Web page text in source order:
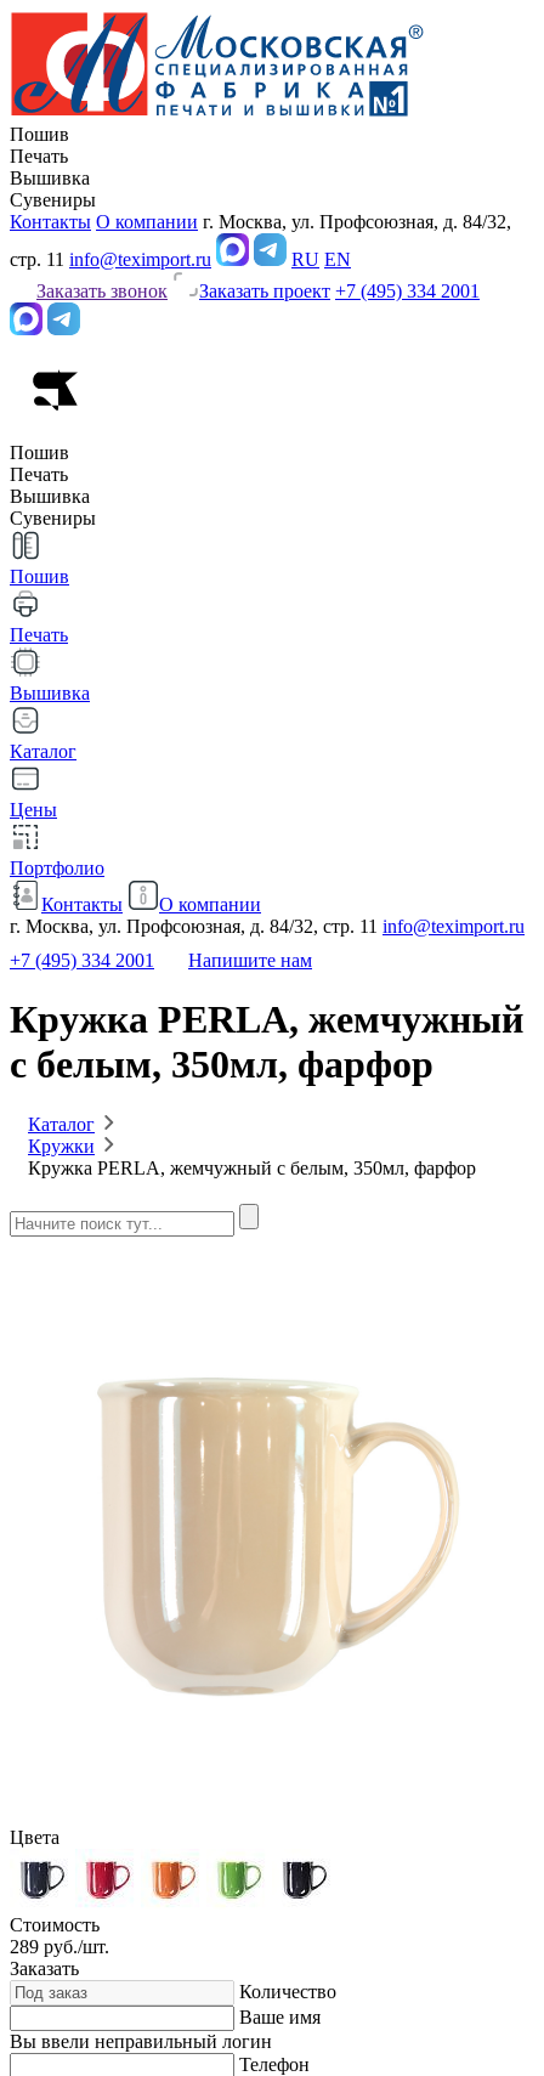
Пошив
Печать
Вышивка
Сувениры
Контакты О компании г. Москва, ул. Профсоюзная, д. 84/32,
стр. 11 info@teximport.ru RU EN
Заказать звонок
Заказать проект +7 (495) 334 2001
Пошив
Печать
Вышивка
Сувениры
Пошив
Печать
Вышивка
Каталог
Цены
Портфолио
Контакты
О компании
г. Москва, ул. Профсоюзная, д. 84/32, стр. 11 info@teximport.ru
+7 (495) 334 2001
Напишите нам
Кружка PERLA, жемчужный
с белым, 350мл, фарфор
Каталог
Кружки
Кружка PERLA, жемчужный с белым, 350мл, фарфор
Цвета
Стоимость
289 руб./шт.
Заказать
Количество
Ваше имя
Вы ввели неправильный логин
Телефон